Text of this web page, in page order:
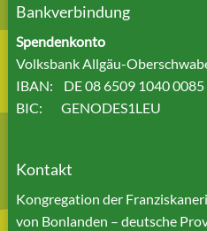
Bankverbindung
Spendenkonto
Volksbank Allgäu-
IBAN: DE 08 6509 1040 0085
BIC: GENODES1LEU
Kontakt
Kongregation der
von Bonlanden – deutsche